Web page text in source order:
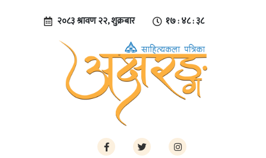
२०८३ श्रावण २२, शुक्रबार १७ : ४८ : ३९